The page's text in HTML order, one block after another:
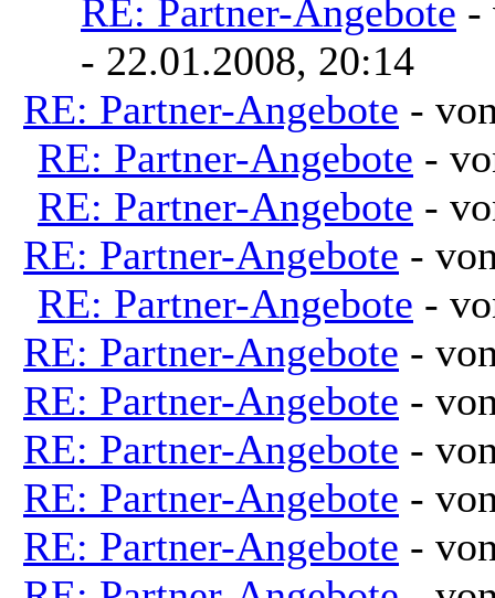
RE: Partner-Angebote -
- 22.01.2008, 20:14
RE: Partner-Angebote -
RE: Partner-Angebote -
RE: Partner-Angebote -
RE: Partner-Angebote -
RE: Partner-Angebote -
RE: Partner-Angebote -
RE: Partner-Angebote -
RE: Partner-Angebote -
RE: Partner-Angebote -
RE: Partner-Angebote -